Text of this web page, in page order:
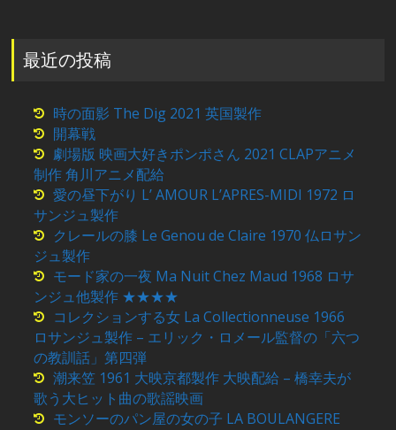
最近の投稿
時の面影 The Dig 2021 英国製作
開幕戦
劇場版 映画大好きポンポさん 2021 CLAPアニメ
制作 角川アニメ配給
愛の昼下がり L’ AMOUR L’APRES-MIDI 1972 ロ
サンジュ製作
クレールの膝 Le Genou de Claire 1970 仏ロサン
ジュ製作
モード家の一夜 Ma Nuit Chez Maud 1968 ロサ
ンジュ他製作 ★★★★
コレクションする女 La Collectionneuse 1966
ロサンジュ製作 – エリック・ロメール監督の「六つ
の教訓話」第四弾
潮来笠 1961 大映京都製作 大映配給 – 橋幸夫が
歌う大ヒット曲の歌謡映画
モンソーのパン屋の女の子 LA BOULANGERE